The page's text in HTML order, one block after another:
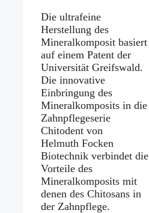
Die ultrafeine
Herstellung des
Mineralkomposit basiert
auf einem Patent der
Universität Greifswald.
Die innovative
Einbringung des
Mineralkomposits in die
Zahnpflegeserie
Chitodent von
Helmuth Focken
Biotechnik verbindet die
Vorteile des
Mineralkomposits mit
denen des Chitosans in
der Zahnpflege.